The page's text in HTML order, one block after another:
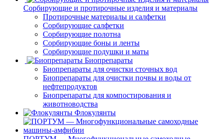
Сорбирующие и протирочные изделия и материалы
Протирочные материалы и салфетки
Сорбирующие салфетки
Сорбирующие полотна
Сорбирующие боны и ленты
Сорбирующие подушки и маты
Биопрепараты
Биопрепараты для очистки сточных вод
Биопрепараты для очистки почвы и воды от
нефтепродуктов
Биопрепараты для компостирования и
животноводства
Флокулянты